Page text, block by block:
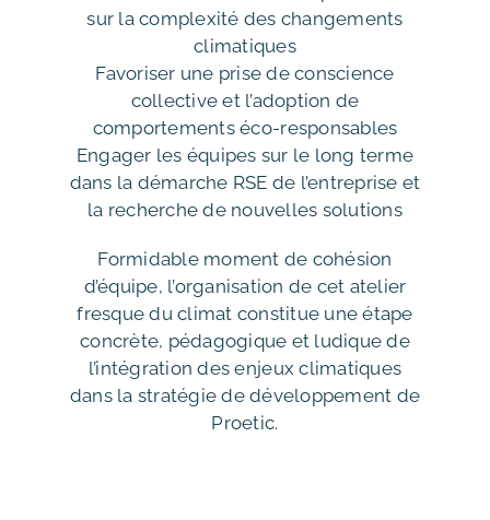
sur la complexité des changements
climatiques
Favoriser une prise de conscience
collective et l’adoption de
comportements éco-responsables
Engager les équipes sur le long terme
dans la démarche RSE de l’entreprise et
la recherche de nouvelles solutions
Formidable moment de cohésion
d’équipe, l’organisation de cet atelier
fresque du climat constitue une étape
concrète, pédagogique et ludique de
l’intégration des enjeux climatiques
dans la stratégie de développement de
Proetic.